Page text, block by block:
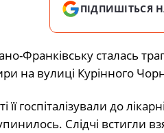
ПІДПИШІТЬСЯ
Франківську сталась
на вулиці Курінного
її госпіталізували до
Слідчі встигли